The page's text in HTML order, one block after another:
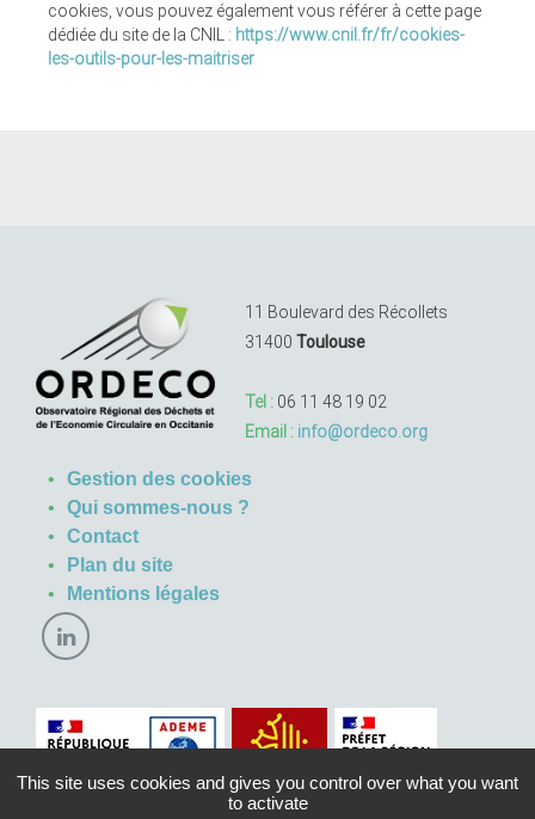
cookies, vous pouvez également vous référer à cette page
dédiée du site de la CNIL : https://www.cnil.fr/fr/cookies-
les-outils-pour-les-maitriser
11 Boulevard des Récollets
31400 Toulouse
Tel : 06 11 48 19 02
Email : info@ordeco.org
Gestion des cookies
Qui sommes-nous ?
Contact
Plan du site
Mentions légales
This site uses cookies and gives you control over what you want
to activate